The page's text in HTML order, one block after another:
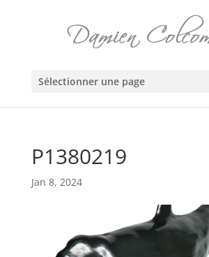
Sélectionner une page
P1380219
Jan 8, 2024